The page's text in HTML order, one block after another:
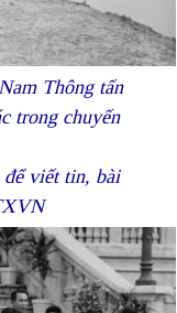
Thông tấn
trong chuyến
viết tin, bài